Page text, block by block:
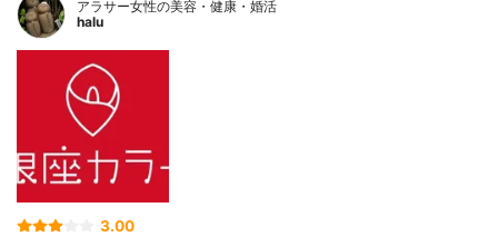
アラサー女性の美容・健康・婚活
halu
3.00